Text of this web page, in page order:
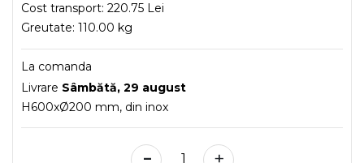
Cost transport: 220.75 Lei
Greutate: 110.00 kg
La comanda
Livrare Sâmbătă, 29 august
H600xØ200 mm, din inox